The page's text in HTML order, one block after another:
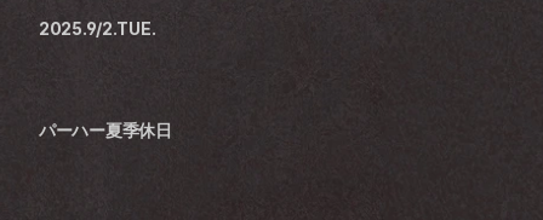
2025.9/2.TUE.
パーハー夏季休日